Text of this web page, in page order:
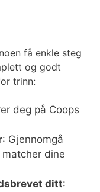
få enkle steg
og godt
trinn:
deg på Coops
: Gjennomgå
dine
ditt: